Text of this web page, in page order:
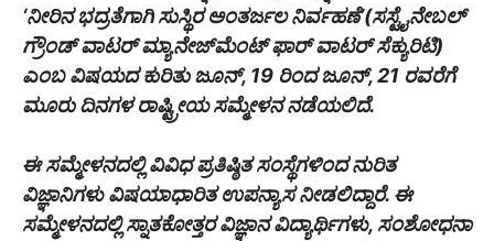
‘ನೀರಿನ ಭದ್ರತೆಗಾಗಿ ಸುಸ್ಥಿರ ಅಂತರ್ಜಲ ನಿರ್ವಹಣೆ’(ಸಸ್ಟೈನೇಬಲ್
ಗ್ರೌಂಡ್ ವಾಟರ್ ಮ್ಯಾನೇಜ್‍ಮೆಂಟ್ ಫಾರ್ ವಾಟರ್ ಸೆಕ್ಯುರಿಟಿ)
ಎಂಬ ವಿಷಯದ ಕುರಿತು ಜೂನ್, 19 ರಿಂದ ಜೂನ್, 21 ರವರೆಗೆ
ಮೂರು ದಿನಗಳ ರಾಷ್ಟ್ರೀಯ ಸಮ್ಮೇಳನ ನಡೆಯಲಿದೆ.
ಈ ಸಮ್ಮೇಳನದಲ್ಲಿ ವಿವಿಧ ಪ್ರತಿಷ್ಠಿತ ಸಂಸ್ಥೆಗಳಿಂದ ನುರಿತ
ವಿಜ್ಞಾನಿಗಳು ವಿಷಯಾಧಾರಿತ ಉಪನ್ಯಾಸ ನೀಡಲಿದ್ದಾರೆ. ಈ
ಸಮ್ಮೇಳನದಲ್ಲಿ ಸ್ನಾತಕೋತ್ತರ ವಿಜ್ಞಾನ ವಿದ್ಯಾರ್ಥಿಗಳು, ಸಂಶೋಧನಾ